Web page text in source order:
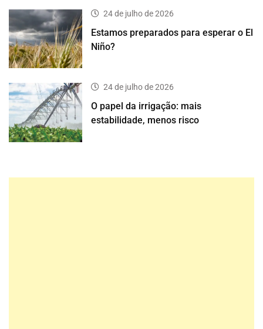
24 de julho de 2026
Estamos preparados para esperar o El
Niño?
24 de julho de 2026
O papel da irrigação: mais
estabilidade, menos risco